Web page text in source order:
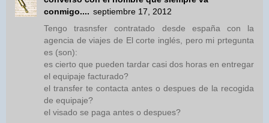
conmigo.... septiembre 17, 2012
Tengo trasnsfer contratado desde españa con la
agencia de viajes de El corte inglés, pero mi prtegunta
es (son):
es cierto que pueden tardar casi dos horas en entregar
el equipaje facturado?
el transfer te contacta antes o despues de la recogida
de equipaje?
el visado se paga antes o despues?